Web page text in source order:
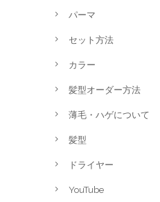
パーマ
セット方法
カラー
髪型オーダー方法
薄毛・ハゲについて
髪型
ドライヤー
YouTube